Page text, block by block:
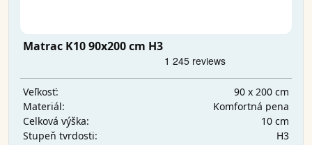
Matrac K10 90x200 cm H3
Veľkosť:
90 x 200 cm
Materiál:
Komfortná pena
Celková výška:
10 cm
Stupeň tvrdosti:
H3